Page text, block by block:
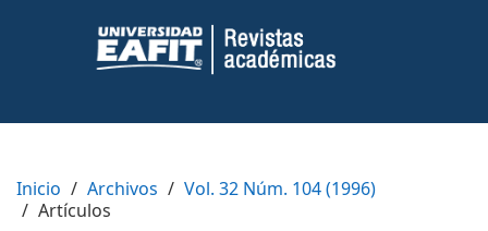
Content
Sidebar
Inicio Archivos
Vol. 32 Núm. 104 (1996)
Artículos